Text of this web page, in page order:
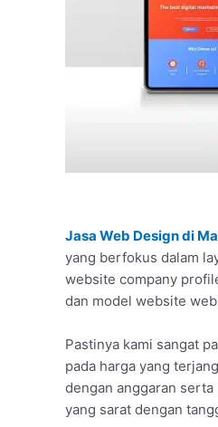
Jasa Web Design di
yang berfokus dalam
website company
dan model website
Pastinya kami sangat
pada harga yang
dengan anggaran
yang sarat dengan